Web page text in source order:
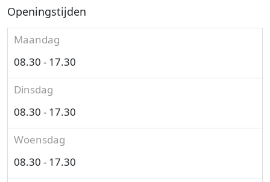
Openingstijden
Maandag
08.30 - 17.30
Dinsdag
08.30 - 17.30
Woensdag
08.30 - 17.30